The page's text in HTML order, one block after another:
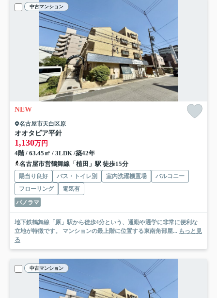
中古マンション
NEW
名古屋市天白区原
オオタピア平針
1,130万円
4階 / 63.45㎡ / 3LDK /築42年
名古屋市営鶴舞線「植田」駅 徒歩15分
陽当り良好 バス・トイレ別 室内洗濯機置場
バルコニー
フローリング
電気有
パノラマ
地下鉄鶴舞線「原」駅から徒歩4分という、通勤や通学に非常に便利な
立地が特徴です。 マンションの最上階に位置する東南角部屋... もっと見
る
中古マンション